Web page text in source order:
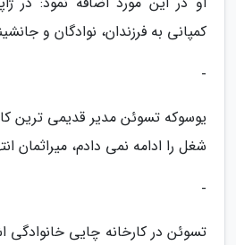
کمپانی به فرزندان، نوادگان و
-
یوسوکه تسوئن مدیر قدیمی ترین
شغل را ادامه نمی دادم، میراثمان
-
تسوئن در کارخانه چایی خانوادگی